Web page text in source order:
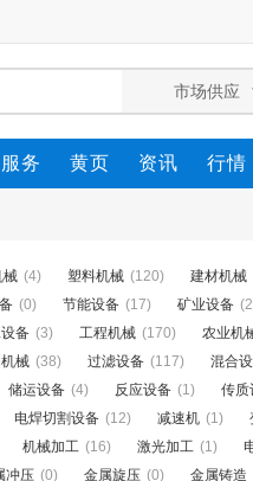
务 黄页 资讯 行情
械 (4) 塑料机械 (120) 建材机械
(0) 节能设备 (17) 矿业设备
备 (3) 工程机械 (170) 农业机
械 (38) 过滤设备 (117) 混合
储运设备 (4) 反应设备 (1) 传质
电焊切割设备 (12) 减速机 (1)
机械加工 (16) 激光加工 (1)
冲压 (0) 金属旋压 (0) 金属铸造